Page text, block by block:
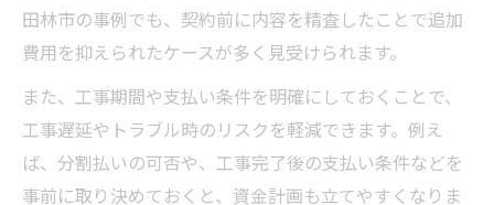
田林市の事例でも、契約前に内容を精査したことで追加
費用を抑えられたケースが多く見受けられます。
また、工事期間や支払い条件を明確にしておくことで、
工事遅延やトラブル時のリスクを軽減できます。例え
ば、分割払いの可否や、工事完了後の支払い条件などを
事前に取り決めておくと、資金計画も立てやすくなりま